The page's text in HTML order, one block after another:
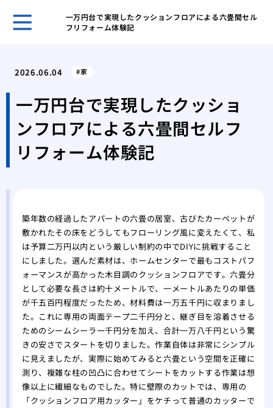
一万円台で実現したクッションフロアによる六畳間セル
フリフォーム体験記
フ
マ
く
2026.06.04 家
一万円台で実現したクッショ
ンフロアによる六畳間セルフ
リフォーム体験記
築年数の経過したアパートの六畳の居室、古びたカーペットが
敷かれたその床をどうしてもフローリング風に変えたくて、私
は予算二万円以内という厳しい制約の中でDIYに挑戦すること
にしました。選んだ素材は、ホームセンターで最もコストパフ
ォーマンスが高かった木目調のクッションフロアです。六畳分
として必要な長さは約十メートルで、一メートルあたりの単価
が千五百円程度だったため、材料費は一万五千円に収まりまし
た。これに専用の両面テープ二千円分と、継ぎ目を溶着させる
ためのシームシーラー千円分を加え、合計一万八千円という驚
きの安さでスタートを切りました。作業自体は非常にシンプル
に見えましたが、実際に始めてみると六畳という空間を正確に
測り、複雑な柱の凹凸に合わせてシートをカットする作業は想
像以上に繊細なものでした。特に壁際のカットでは、専用の
「クッションフロア用カッター」をケチって普通のカッターで